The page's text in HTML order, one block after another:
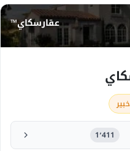
عقارسكاي™
1٬411